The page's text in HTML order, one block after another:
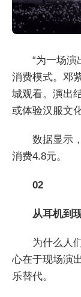
“为一场演
消费模式。邓
城观看。演出
或体验汉服文
数据显示
消费4.8元。
02
从耳机到
为什么人
心在于现场演
乐替代。